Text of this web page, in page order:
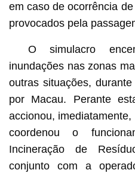
em caso de ocorrência
provocados pela
O simulacro
inundações nas zonas
outras situações,
por Macau. Perante
accionou,
coordenou o
Incineração de
conjunto com a